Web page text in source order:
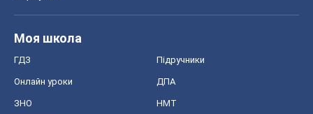
Моя школа
ГДЗ Підручники
Онлайн уроки ДПА
ЗНО НМТ